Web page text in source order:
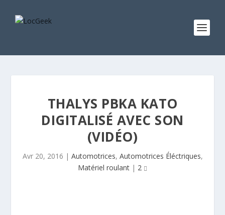
THALYS PBKA KATO
DIGITALISÉ AVEC SON
(VIDÉO)
Avr 20, 2016 | Automotrices, Automotrices Éléctriques,
Matériel roulant | 2